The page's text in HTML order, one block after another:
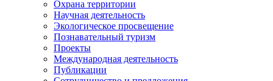
Охрана территории
Научная деятельность
Экологическое просвещение
Познавательный туризм
Проекты
Международная деятельность
Публикации